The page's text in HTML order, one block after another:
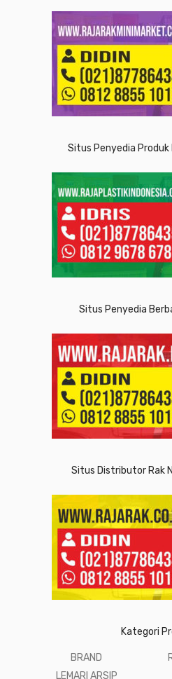
Situs Penyedia
Situs Penyedia
Situs Distributor Rak
Kategori
BRAND
LEMARI ARSIP